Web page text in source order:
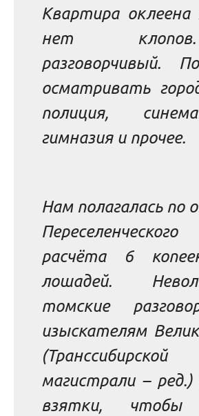
Квартира
нет
разговорчивый.
осматривать
полиция,
гимназия и прочее.
Нам полагалась
расчёта 6
лошадей.
томские
изыскателям
магистрали – ред.)
взятки, чтобы